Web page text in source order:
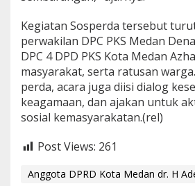
Kegiatan Sosperda tersebut
perwakilan DPC PKS Medan
DPC 4 DPD PKS Kota Medan
masyarakat, serta ratusan
perda, acara juga diisi dialog
keagamaan, dan ajakan untuk
sosial kemasyarakatan.(rel)
Post Views: 261
Anggota DPRD Kota Medan dr. H